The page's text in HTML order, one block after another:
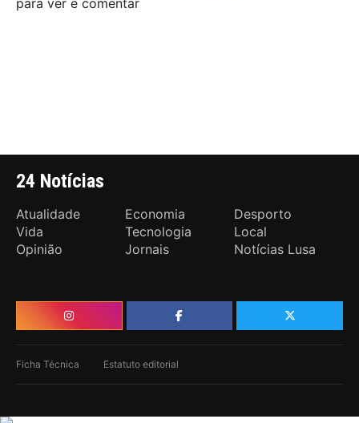
24 Notícias
Atualidade Economia
Desporto
Vida
Tecnologia
Local
Opinião
Jornais Notícias Lusa
Ficha Técnica Estatuto editorial